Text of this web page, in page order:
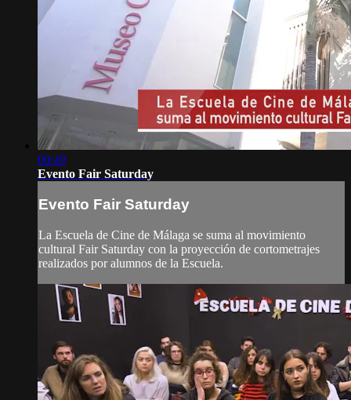
00:49
Evento Fair Saturday
Evento Fair Saturday
La Escuela de Cine de Málaga se suma al movimiento
cultural Fair Saturday con la proyección de cortometrajes
realizados por alumnos de la Escuela.